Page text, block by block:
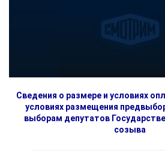
Сведения о размере и условиях
условиях размещения
выборам депутатов
созыва